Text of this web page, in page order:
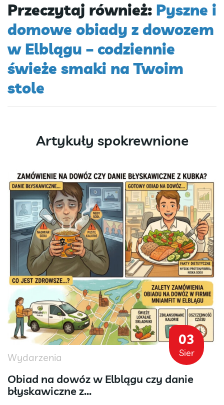
Przeczytaj również: Pyszne i
domowe obiady z dowozem
w Elblągu – codziennie
świeże smaki na Twoim
stole
Artykuły spokrewnione
03
Sier
Wydarzenia
Obiad na dowóz w Elblągu czy danie
błyskawiczne z...